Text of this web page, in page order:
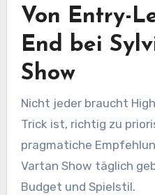
Von Entry-
End bei
Show
Nicht jeder braucht
Trick ist, richtig zu
pragmatiche
Vartan Show täglich
Budget und Spielstil.